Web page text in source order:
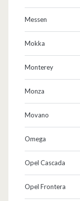
Messen
Mokka
Monterey
Monza
Movano
Omega
Opel Cascada
Opel Frontera